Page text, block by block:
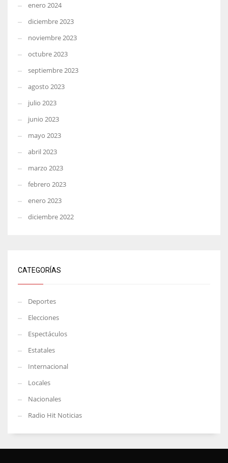
enero 2024
diciembre 2023
noviembre 2023
octubre 2023
septiembre 2023
agosto 2023
julio 2023
junio 2023
mayo 2023
abril 2023
marzo 2023
febrero 2023
enero 2023
diciembre 2022
CATEGORÍAS
Deportes
Elecciones
Espectáculos
Estatales
Internacional
Locales
Nacionales
Radio Hit Noticias